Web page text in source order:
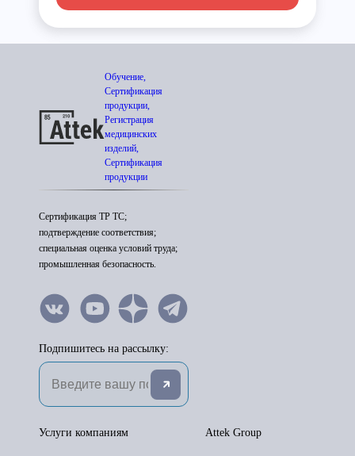
Обучение,
Сертификация
продукции,
Регистрация
медицинских
изделий,
Сертификация
продукции
Сертификация ТР ТС;
подтверждение соответствия;
специальная оценка условий труда;
промышленная безопасность.
Подпишитесь на рассылку:
Attek Group
Услуги компаниям